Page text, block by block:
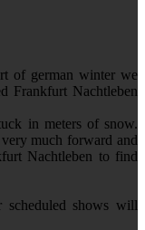
of german winter we
Frankfurt Nachtleben
in meters of snow.
much forward and
Nachtleben to find
shows will